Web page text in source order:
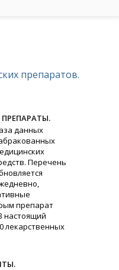
препаратов.
данных
Перечень
препарат
настоящий
лекарственных